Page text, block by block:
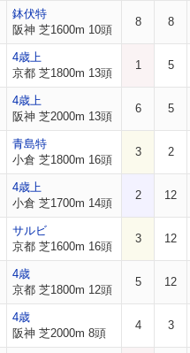
鉢伏特
阪神 芝1600m 10頭
8 8
4歳上
京都 芝1800m 13頭
1 5
4歳上
阪神 芝2000m 13頭
6 5
青島特
小倉 芝1800m 16頭
3 2
4歳上
小倉 芝1700m 14頭
2 12
サルビ
京都 芝1600m 16頭
3 12
4歳
京都 芝1800m 12頭
5 12
4歳
阪神 芝2000m 8頭
4 3